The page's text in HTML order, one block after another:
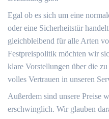
Egal ob es sich um eine
oder eine Sicherheitstür
gleichbleibend für alle Arten
Festpreispolitik möchten wir
klare Vorstellungen über die
volles Vertrauen in unseren
Außerdem sind unsere Preise
erschwinglich.​ Wir glauben